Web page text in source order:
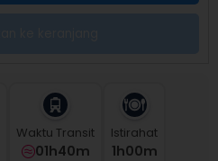
Waktu Transit
01h40m
Istirahat
1H00M